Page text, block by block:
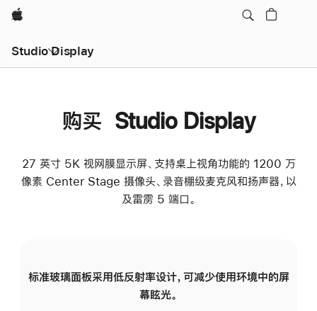
Apple
Studio Display
购买 Studio Display
27 英寸 5K 视网膜显示屏、支持桌上视角功能的 1200 万
像素 Center Stage 摄像头、录音棚级麦克风和扬声器，以
及雷雳 5 端口。
标准玻璃面板采用低反射率设计，可减少使用环境中的屏
幕眩光。